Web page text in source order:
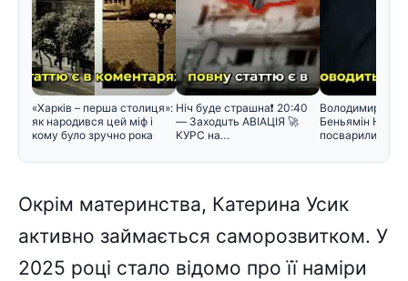
«Харків – перша столиця»:
як народився цей міф і
кому було зручно рока
Hiч бyдe cтpaшнa❗️ 20:40
— Зaxoдuть ABIAЦIЯ 🚀
KУPC нa…
Володимир
Беньямін
посварилися
Окрім материнства, Катерина Усик
активно займається саморозвитком. У
2025 році стало відомо про її наміри